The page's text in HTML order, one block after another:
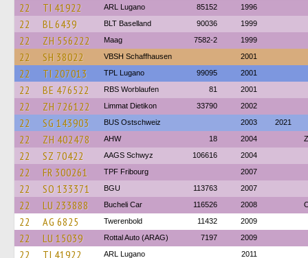
22 TI 41922 ARL Lugano 85152 1996
22 BL 6439 BLT Baselland 90036 1999
22 ZH 556222 Maag 7582-2 1999
22 SH 38022 VBSH Schaffhausen 2001
22 TI 207013 TPL Lugano 99095 2001
22 BE 476522 RBS Worblaufen 81 2001
22 ZH 726122 Limmat Dietikon 33790 2002
22 SG 143903 BUS Ostschweiz 2003 2021
22 ZH 402478 AHW 18 2004
22 SZ 70422 AAGS Schwyz 106616 2004
22 FR 300261 TPF Fribourg 2007
22 SO 133371 BGU 113763 2007
22 LU 233888 Bucheli Car 116526 2008
22 AG 6825 Twerenbold 11432 2009
22 LU 15039 Rottal Auto (ARAG) 7197 2009
22 TI 41922 ARL Lugano 2011